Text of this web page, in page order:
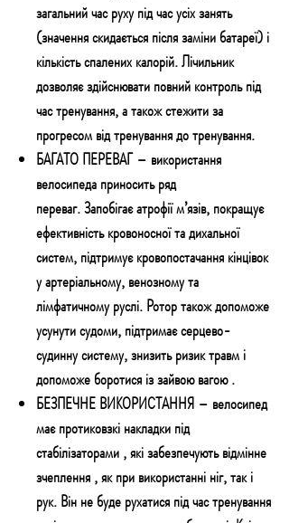
загальний час руху під час усіх занять
(значення скидається після заміни батареї) і
кількість спалених калорій.Лічильник
дозволяє здійснювати повний контроль під
час тренування, а також стежити за
прогресом від тренування до тренування.
БАГАТО ПЕРЕВАГ– використання
велосипеда приносить ряд
переваг.Запобігає атрофії м’язів, покращує
ефективність кровоносної та дихальної
систем, підтримує кровопостачання кінцівок
у артеріальному, венозному та
лімфатичному руслі. Ротор також допоможе
усунути судоми, підтримає серцево-
судинну систему, знизить ризик травм і
допоможе боротися із зайвою вагою.
БЕЗПЕЧНЕ ВИКОРИСТАННЯ – велосипед
має протиковзкі накладки під
стабілізаторами, які забезпечують відмінне
зчеплення, як при використанні ніг, так і
рук. Він не буде рухатися під час тренування